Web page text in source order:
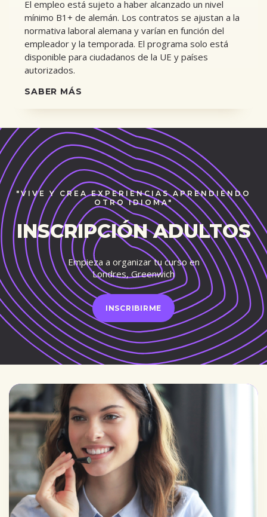
El empleo está sujeto a haber alcanzado un nivel
mínimo B1+ de alemán. Los contratos se ajustan a la
normativa laboral alemana y varían en función del
empleador y la temporada. El programa solo está
disponible para ciudadanos de la UE y países
autorizados.
SABER MÁS
"VIVE Y CREA EXPERIENCIAS APRENDIENDO
OTRO IDIOMA"
INSCRIPCIÓN ADULTOS
Empieza a organizar tu curso en
Londres, Greenwich
INSCRIBIRME